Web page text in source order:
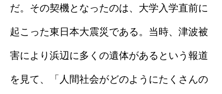
だ。その契機となったのは、大学入学直前に
起こった東日本大震災である。当時、津波被
害により浜辺に多くの遺体があるという報道
を見て、「人間社会がどのようにたくさんの